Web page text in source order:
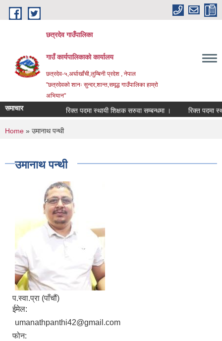
Skip to main content
छत्रदेव गाउँपालिका
गाउँ कार्यपालिकाको कार्यालय
छत्रदेव-५,अर्घाखाँची,लुम्बिनी प्रदेश , नेपाल
"छत्रदेवको शानः सुन्दर,शान्त,समृद्ध गाउँपालिका हाम्रो
अभियान"
समाचार रिक्त पदमा स्थायी शिक्षक सरुवा सम्बन्धमा । रिक्त पदमा
You are here
Home » उमानाथ पन्थी
उमानाथ पन्थी
प‍.स्वा.प्रा (पाँचौं)
ईमेल:
umanathpanthi42@gmail.com
फोन: